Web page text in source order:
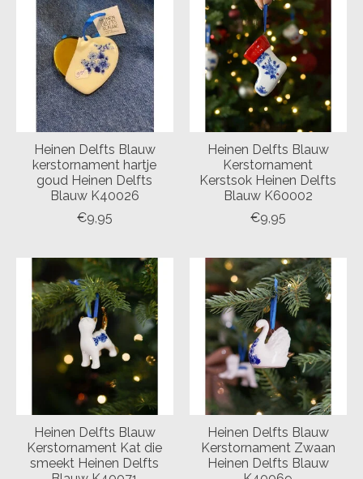
Heinen Delfts Blauw
kerstornament hartje
goud Heinen Delfts
Blauw K40026
€9,95
Heinen Delfts Blauw
Kerstornament
Kerstsok Heinen Delfts
Blauw K60002
€9,95
Heinen Delfts Blauw
Kerstornament Kat die
smeekt Heinen Delfts
Heinen Delfts Blauw
Kerstornament Zwaan
Heinen Delfts Blauw